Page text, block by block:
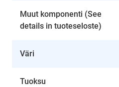
Muut komponenti (See
details in tuoteseloste)
Väri
Tuoksu